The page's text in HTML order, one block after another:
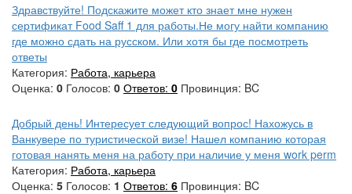
Здравствуйте! Подскажите может кто знает мне нужен
сертификат Food Saff 1 для работы.Не могу найти компанию
где можно сдать на русском. Или хотя бы где посмотреть
ответы
Категория: Работа, карьера
Оценка: 0 Голосов: 0 Ответов: 0 Провинция: BC
Добрый день! Интересует следующий вопрос! Нахожусь в
Ванкувере по туристической визе! Нашел компанию которая
готовая нанять меня на работу при наличие у меня work perm
Категория: Работа, карьера
Оценка: 5 Голосов: 1 Ответов: 6 Провинция: BC